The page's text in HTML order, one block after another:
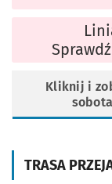
TRASA
Kliknij i
sobota